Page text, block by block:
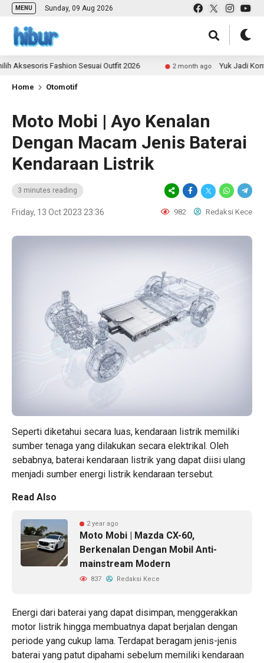
MENU Sunday, 09 Aug 2026
Fashion Sesuai Outfit 2026 2 month ago Yuk Jadi Kontributor
Home Otomotif
Moto Mobi | Ayo Kenalan
Dengan Macam Jenis Baterai
Kendaraan Listrik
3 minutes reading
Friday, 13 Oct 2023 23:36 982 Redaksi Kece
Seperti diketahui secara luas, kendaraan listrik memiliki
sumber tenaga yang dilakukan secara elektrikal. Oleh
sebabnya, baterai kendaraan listrik yang dapat diisi ulang
menjadi sumber energi listrik kendaraan tersebut.
Read Also
2 year ago
Moto Mobi | Mazda CX-60,
Berkenalan Dengan Mobil Anti-
mainstream Modern
837 Redaksi Kece
Energi dari baterai yang dapat disimpan, menggerakkan
motor listrik hingga membuatnya dapat berjalan dengan
periode yang cukup lama. Terdapat beragam jenis-jenis
baterai yang patut dipahami sebelum memiliki kendaraan